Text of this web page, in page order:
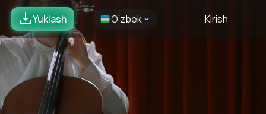
Yuklash O’zbek Kirish